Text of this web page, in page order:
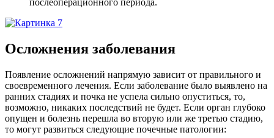
послеоперационного периода.
Осложнения заболевания
Появление осложнений напрямую зависит от правильного и
своевременного лечения. Если заболевание было выявлено на
ранних стадиях и почка не успела сильно опуститься, то,
возможно, никаких последствий не будет. Если орган глубоко
опущен и болезнь перешла во вторую или же третью стадию,
то могут развиться следующие почечные патологии: